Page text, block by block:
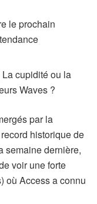
le prochain
cupidité ou la
Waves ?
par la
historique de
semaine dernière,
voir une forte
où Access a connu